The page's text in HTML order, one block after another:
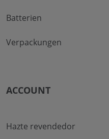
Batterien
Verpackungen
ACCOUNT
Hazte revendedor